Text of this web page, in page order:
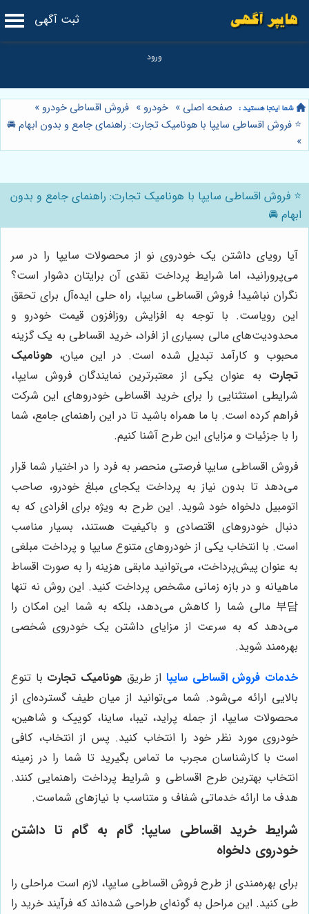
ثبت آگهی
صفحه اصلی » خودرو » فروش اقساطی خودرو »
⭐️ فروش اقساطی سایپا با هونامیک تجارت: راهنمای جامع و بدون ابهام 🚘
»
⭐️ فروش اقساطی سایپا با هونامیک تجارت: راهنمای جامع و بدون
ابهام 🚘
آیا رویای داشتن یک خودروی نو از محصولات سایپا را در سر
می‌پرورانید، اما شرایط پرداخت نقدی آن برایتان دشوار است؟
نگران نباشید! فروش اقساطی سایپا، راه حلی ایده‌آل برای تحقق
این رویاست. با توجه به افزایش روزافزون قیمت خودرو و
محدودیت‌های مالی بسیاری از افراد، خرید اقساطی به یک گزینه
محبوب و کارآمد تبدیل شده است. در این میان، هونامیک
تجارت به عنوان یکی از معتبرترین نمایندگان فروش سایپا،
شرایطی استثنایی را برای خرید اقساطی خودروهای این شرکت
فراهم کرده است. با ما همراه باشید تا در این راهنمای جامع، شما
را با جزئیات و مزایای این طرح آشنا کنیم.
فروش اقساطی سایپا فرصتی منحصر به فرد را در اختیار شما قرار
می‌دهد تا بدون نیاز به پرداخت یکجای مبلغ خودرو، صاحب
اتومبیل دلخواه خود شوید. این طرح به ویژه برای افرادی که به
دنبال خودروهای اقتصادی و باکیفیت هستند، بسیار مناسب
است. با انتخاب یکی از خودروهای متنوع سایپا و پرداخت مبلغی
به عنوان پیش‌پرداخت، می‌توانید مابقی هزینه را به صورت اقساط
ماهیانه و در بازه زمانی مشخص پرداخت کنید. این روش نه تنها
부담 مالی شما را کاهش می‌دهد، بلکه به شما این امکان را
می‌دهد که به سرعت از مزایای داشتن یک خودروی شخصی
بهره‌مند شوید.
خدمات فروش اقساطی سایپااز طریق هونامیک تجارت با تنوع
بالایی ارائه می‌شود. شما می‌توانید از میان طیف گسترده‌ای از
محصولات سایپا، از جمله پراید، تیبا، ساینا، کوییک و شاهین،
خودروی مورد نظر خود را انتخاب کنید. پس از انتخاب، کافی
است با کارشناسان مجرب ما تماس بگیرید تا شما را در زمینه
انتخاب بهترین طرح اقساطی و شرایط پرداخت راهنمایی کنند.
هدف ما ارائه خدماتی شفاف و متناسب با نیازهای شماست.
شرایط خرید اقساطی سایپا: گام به گام تا داشتن
خودروی دلخواه
برای بهره‌مندی از طرح فروش اقساطی سایپا، لازم است مراحلی را
طی کنید. این مراحل به گونه‌ای طراحی شده‌اند که فرآیند خرید را